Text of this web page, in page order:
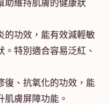
助維持肌膚的健康狀
的功效，能有效減輕敏
特別適合容易泛紅、
復、抗氧化的功效，能
膚屏障功能。